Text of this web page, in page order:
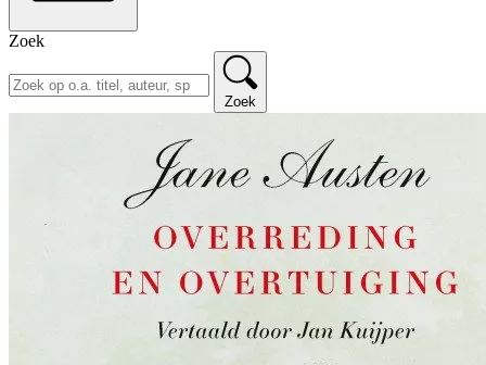
Zoek
Zoek